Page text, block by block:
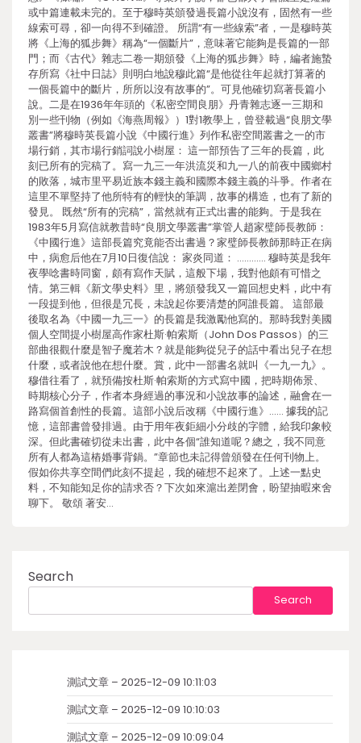
或中篇連載未完的。至于穆時英頒發過長篇小說沒有，固然有一些
線索可尋，卻一向得不到確證。 所謂“有一些線索”者，一是穆時英
將《上海的狐步舞》稱為“一個斷片”，意味著它能夠是長篇的一部
門；而《古代》雜志二卷一期頒發《上海的狐步舞》時，編者施蟄
存所寫《社中日誌》則明白地說穆此篇“是他從往年起就打算著的
一個長篇中的斷片，所所以沒有故事的”。可見他確切寫著長篇小
說。二是在1936年年頭的《私密空間良朋》丹青雜志逐一三期和
別一些刊物（例如《海燕周報》）1對1教學上，曾登載過“良朋文學
叢書”將穆時英長篇小說《中國行進》列作私密空間叢書之一的市
場行銷，其市場行銷詞說小樹屋： 這一部預告了三年的長篇，此
刻已所有的完稿了。寫一九三一年洪流災和九一八的前夜中國鄉村
的敗落，城市里平易近族本錢主義和國際本錢主義的斗爭。作者在
這里不單堅持了他所特有的輕快的筆調，故事的構造，也有了新的
發見。 既然“所有的完稿”，當然就有正式出書的能夠。于是我在
1983年5月寫信就教昔時“良朋文學叢書”掌管人趙家璧師長教師：
《中國行進》這部長篇究竟能否出書過？家璧師長教師那時正在病
中，病愈后他在7月10日復信說： 家炎同道： ………… 穆時英是我年
夜學唸書時同窗，頗有寫作天賦，這般下場，我對他頗有可惜之
情。第三輯《新文學史料》里，將頒發我又一篇回想史料，此中有
一段提到他，但很是冗長，未說起你要清楚的阿誰長篇。 這部最
後取名為《中國一九三一》的長篇是我激勵他寫的。那時我對美國
個人空間提小樹屋高作家杜斯·帕索斯（John Dos Passos）的三
部曲很觀什麼是智子魔若木？就是能夠從兒子的話中看出兒子在想
什麼，或者說他在想什麼。賞，此中一部書名就叫《一九一九》。
穆借往看了，就預備按杜斯·帕索斯的方式寫中國，把時期佈景、
時期核心分子，作者本身經過的事況和小說故事的論述，融會在一
路寫個首創性的長篇。這部小說后改稱《中國行進》…… 據我的記
憶，這部書曾發排過。由于用年夜鉅細小分歧的字體，給我印象較
深。但此書確切從未出書，此中各個“誰知道呢？總之，我不同意
所有人都為這樁婚事背鍋。”章節也未記得曾頒發在任何刊物上。
假如你共享空間們此刻不提起，我的確想不起來了。上述一點史
料，不知能知足你的請求否？下次如來滬出差閉會，盼望抽暇來舍
聊下。 敬頌 著安…
Search
Search
測試文章 – 2025-12-09 10:11:03
測試文章 – 2025-12-09 10:10:03
測試文章 – 2025-12-09 10:09:04